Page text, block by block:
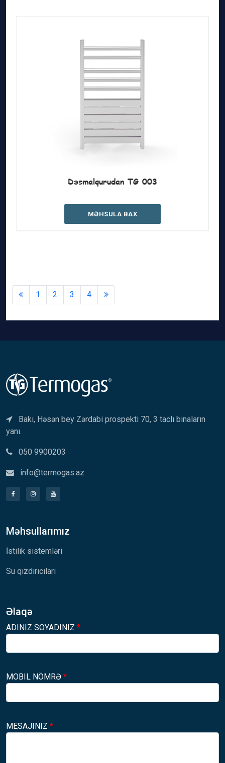
Dəsmalqurudan TG 003
MƏHSULA BAX
1 2 3 4
Bakı, Həsən bey Zərdabi prospekti 70, 3 taclı binaların
yanı.
050 9900203
info@termogas.az
Məhsullarımız
İstilik sistemləri
Su qızdırıcıları
Əlaqə
ADINIZ SOYADINIZ *
MOBIL NÖMRƏ *
MESAJINIZ *